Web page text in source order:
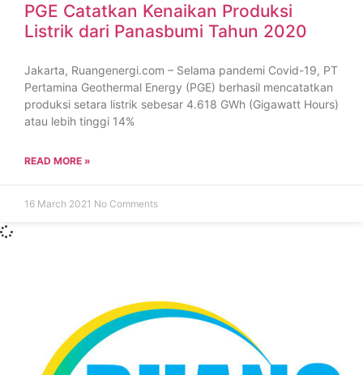
PGE Catatkan Kenaikan Produksi
Listrik dari Panasbumi Tahun 2020
Jakarta, Ruangenergi.com – Selama pandemi Covid-19, PT
Pertamina Geothermal Energy (PGE) berhasil mencatatkan
produksi setara listrik sebesar 4.618 GWh (Gigawatt Hours)
atau lebih tinggi 14%
READ MORE »
16 March 2021 No Comments